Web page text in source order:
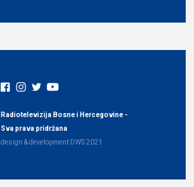
Radiotelevizija Bosne i Hercegovine -
Sva prava pridržana
design & development DWS2021